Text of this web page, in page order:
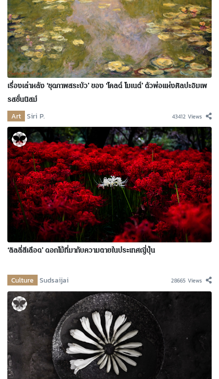
เรื่องเล่าหลัง ‘ชุดภาพสระบัว’ ของ ‘โคลด์ โมเนต์’ ตัวพ่อแห่งศิลปะอิมเพ
รสชั่นนิสม์
Art Siri P. 43412 Views
‘ลิลลี่สีเลือด’ ดอกไม้ที่มากับความตายในประเทศญี่ปุ่น
Culture Sudsaijai 28665 Views